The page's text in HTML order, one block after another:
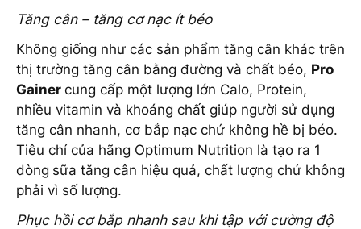
Tăng cân – tăng cơ nạc ít béo
Không giống như các sản phẩm tăng cân khác trên
thị trường tăng cân bằng đường và chất béo, Pro
Gainer cung cấp một lượng lớn Calo, Protein,
nhiều vitamin và khoáng chất giúp người sử dụng
tăng cân nhanh, cơ bắp nạc chứ không hề bị béo.
Tiêu chí của hãng Optimum Nutrition là tạo ra 1
dòng sữa tăng cân hiệu quả, chất lượng chứ không
phải vì số lượng.
Phục hồi cơ bắp nhanh sau khi tập với cường độ